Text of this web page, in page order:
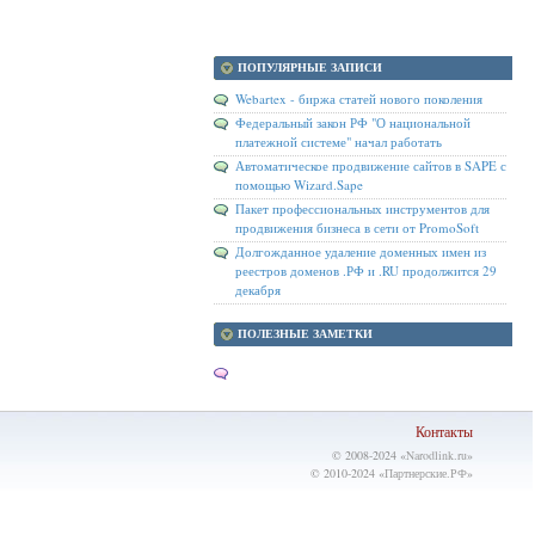
ПОПУЛЯРНЫЕ ЗАПИСИ
Webartex - биржа статей нового поколения
Федеральный закон РФ "О национальной
платежной системе" начал работать
Автоматическое продвижение сайтов в SAPE с
помощью Wizard.Sape
Пакет профессиональных инструментов для
продвижения бизнеса в сети от PromoSoft
Долгожданное удаление доменных имен из
реестров доменов .РФ и .RU продолжится 29
декабря
ПОЛЕЗНЫЕ ЗАМЕТКИ
Контакты
© 2008-2024 «Narodlink.ru»
© 2010-2024 «Партнерские.РФ»